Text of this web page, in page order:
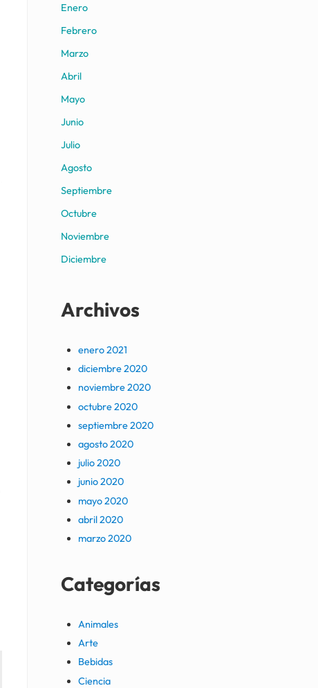
Enero
Febrero
Marzo
Abril
Mayo
Junio
Julio
Agosto
Septiembre
Octubre
Noviembre
Diciembre
Archivos
enero 2021
diciembre 2020
noviembre 2020
octubre 2020
septiembre 2020
agosto 2020
julio 2020
junio 2020
mayo 2020
abril 2020
marzo 2020
Categorías
Animales
Arte
Bebidas
Ciencia